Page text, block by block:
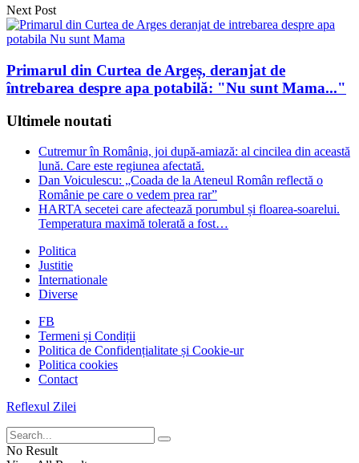
Next Post
Primarul din Curtea de Argeș, deranjat de
întrebarea despre apa potabilă: "Nu sunt Mama..."
Ultimele noutati
Cutremur în România, joi după-amiază: al cincilea din această
lună. Care este regiunea afectată.
Dan Voiculescu: „Coada de la Ateneul Român reflectă o
Românie pe care o vedem prea rar”
HARTA secetei care afectează porumbul și floarea-soarelui.
Temperatura maximă tolerată a fost…
Politica
Justitie
Internationale
Diverse
FB
Termeni și Condiții
Politica de Confidențialitate și Cookie-ur
Politica cookies
Contact
Reflexul Zilei
No Result